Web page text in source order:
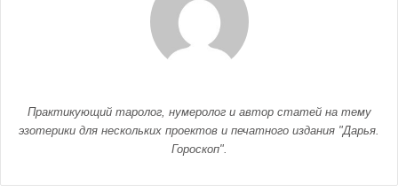
Практикующий таролог, нумеролог и автор статей на тему
эзотерики для нескольких проектов и печатного издания "Дарья.
Гороскоп".